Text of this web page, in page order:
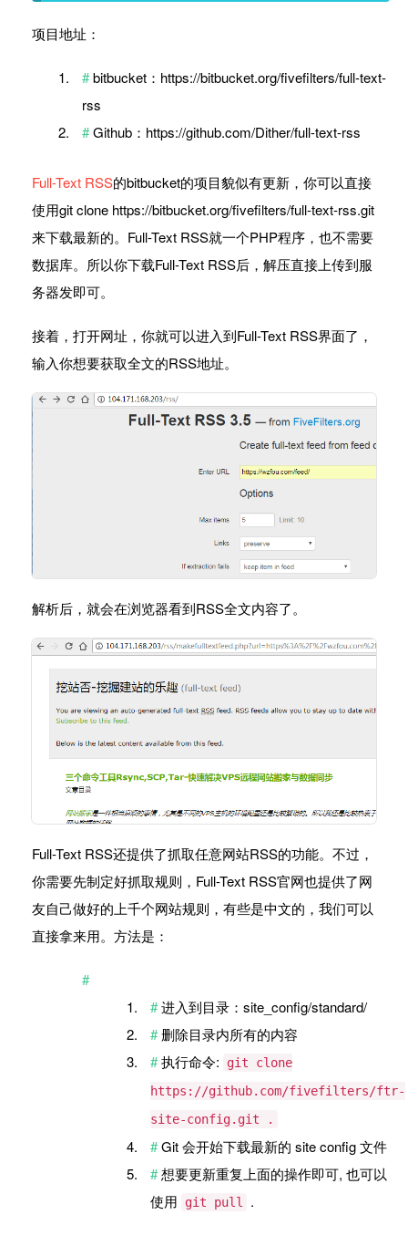
项目地址：
bitbucket：https://bitbucket.org/fivefilters/full-text-
rss
Github：https://github.com/Dither/full-text-rss
Full-Text RSS的bitbucket的项目貌似有更新，你可以直接
使用git clone https://bitbucket.org/fivefilters/full-text-rss.git
来下载最新的。Full-Text RSS就一个PHP程序，也不需要
数据库。所以你下载Full-Text RSS后，解压直接上传到服
务器发即可。
接着，打开网址，你就可以进入到Full-Text RSS界面了，
输入你想要获取全文的RSS地址。
解析后，就会在浏览器看到RSS全文内容了。
Full-Text RSS还提供了抓取任意网站RSS的功能。不过，
你需要先制定好抓取规则，Full-Text RSS官网也提供了网
友自己做好的上千个网站规则，有些是中文的，我们可以
直接拿来用。方法是：
进入到目录：site_config/standard/
删除目录内所有的内容
执行命令:
git clone
https://github.com/fivefilters/ftr-
site-config.git .
Git 会开始下载最新的 site config 文件
想要更新重复上面的操作即可, 也可以
使用
git pull .